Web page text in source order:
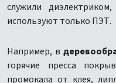
служили
используют только ПЭТ.
Например, в
горячие пресса
промокала от клея,